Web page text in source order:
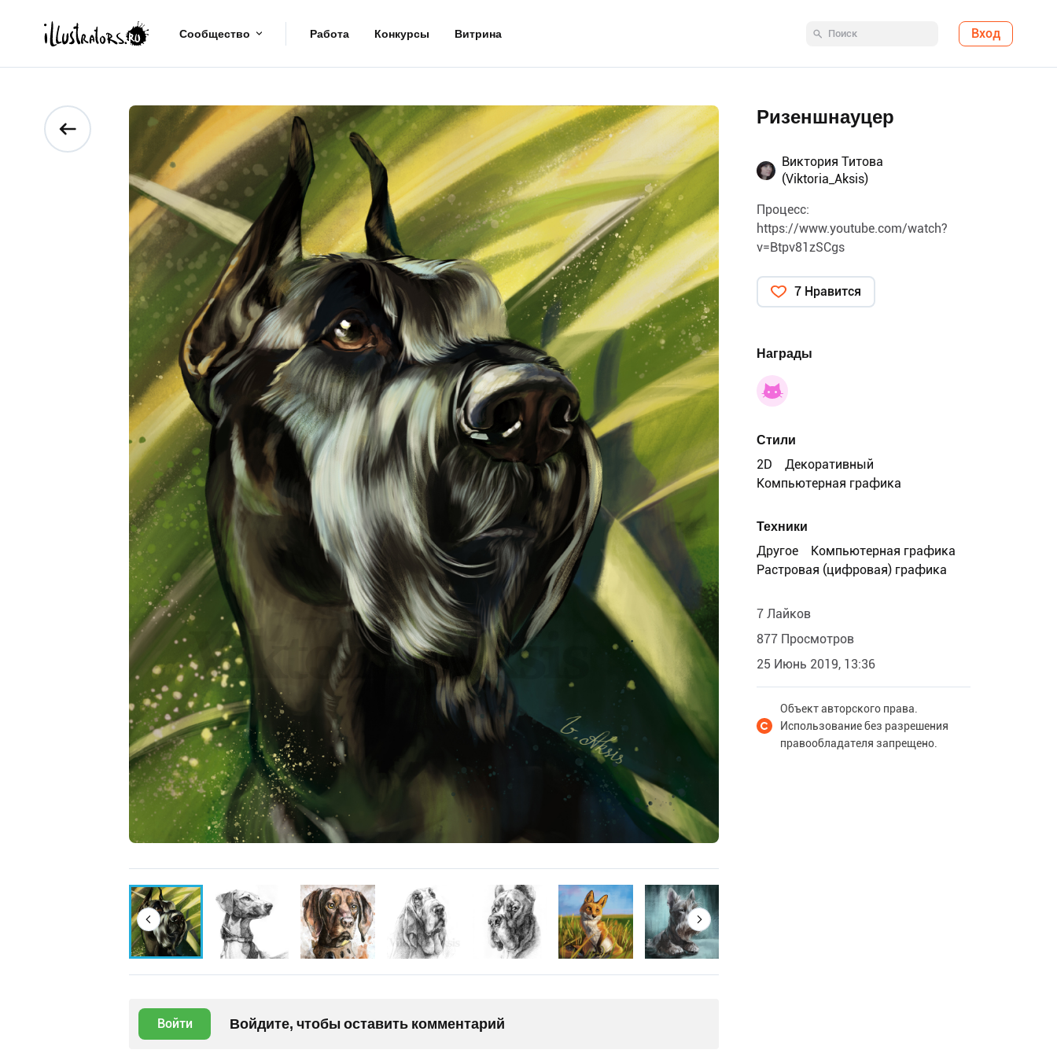
Сообщество Работа Конкурсы Витрина Вход
Войти Войдите, чтобы оставить комментарий
Ризеншнауцер
Виктория Титова
(Viktoria_Aksis)
Процесс:
https://www.youtube.com/watch?
v=Btpv81zSCgs
7 Нравится
Награды
Стили
2D
Декоративный
Компьютерная графика
Техники
Другое
Компьютерная графика
Растровая (цифровая) графика
7 Лайков
877 Просмотров
25 Июнь 2019, 13:36
Объект авторского права.
Использование без разрешения
правообладателя запрещено.